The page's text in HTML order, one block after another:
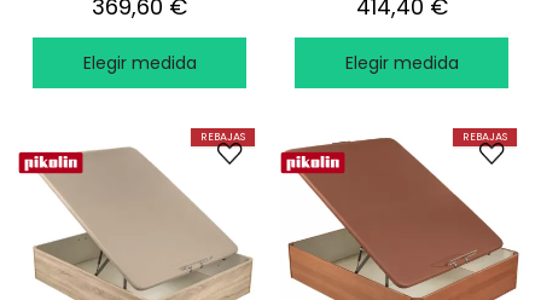
369,60 €
Elegir medida
414,40 €
Elegir medida
REBAJAS REBAJAS